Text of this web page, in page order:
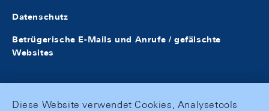
Datenschutz
Betrügerische E-Mails und Anrufe / gefälschte
Websites
Diese Website verwendet Cookies, Analysetools